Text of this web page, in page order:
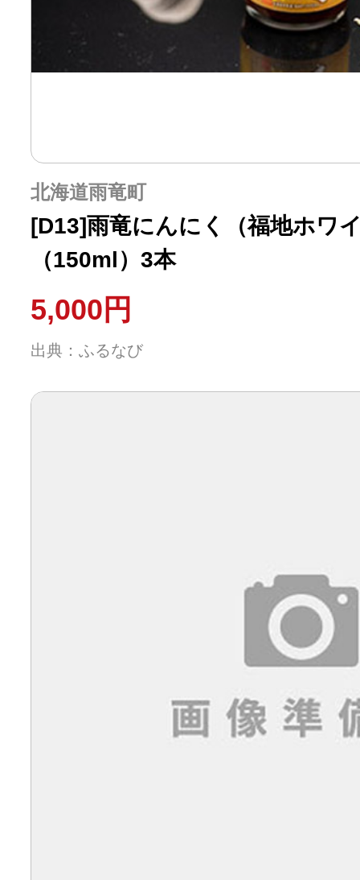
北海道雨竜町
[D13]雨竜にんにく（福地ホワ
（150ml）3本
5,000円
出典：ふるなび